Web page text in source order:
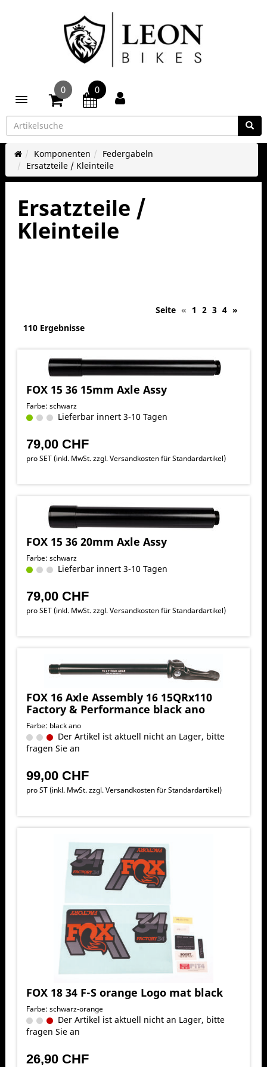
Toggle navigation
0 0
Komponenten
Federgabeln
Ersatzteile / Kleinteile
Ersatzteile /
Kleinteile
Seite « 1 2 3 4 »
110 Ergebnisse
FOX 15 36 15mm Axle Assy
Farbe: schwarz
Lieferbar innert 3-10 Tagen
79,00 CHF
pro SET (inkl. MwSt. zzgl.Versandkosten für Standardartikel)
FOX 15 36 20mm Axle Assy
Farbe: schwarz
Lieferbar innert 3-10 Tagen
79,00 CHF
pro SET (inkl. MwSt. zzgl.Versandkosten für Standardartikel)
FOX 16 Axle Assembly 16 15QRx110
Factory & Performance black ano
Farbe: black ano
Der Artikel ist aktuell nicht an Lager, bitte
fragen Sie an
99,00 CHF
pro ST (inkl. MwSt. zzgl.Versandkosten für Standardartikel)
FOX 18 34 F-S orange Logo mat black
Farbe: schwarz-orange
Der Artikel ist aktuell nicht an Lager, bitte
fragen Sie an
26,90 CHF